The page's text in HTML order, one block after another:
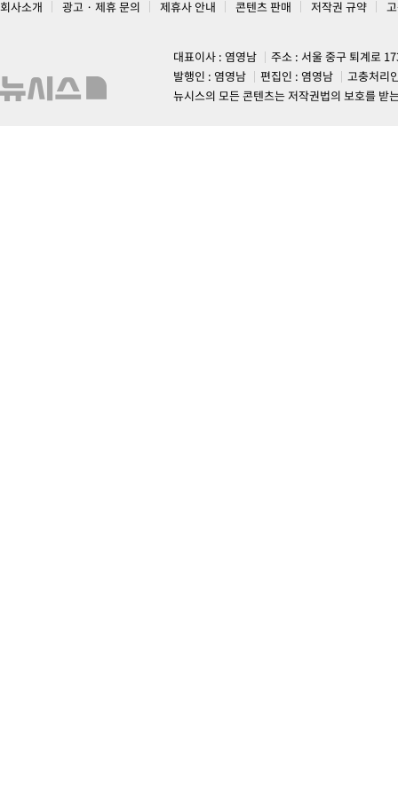
회사소개 광고 · 제휴 문의 제휴사 안내 콘텐츠 판매 저작권 규약
대표이사 : 염영남
주소 : 서울 중구 퇴계로
발행인 : 염영남
편집인 : 염영남
고충처리
뉴시스의 모든 콘텐츠는 저작권법의 보호를